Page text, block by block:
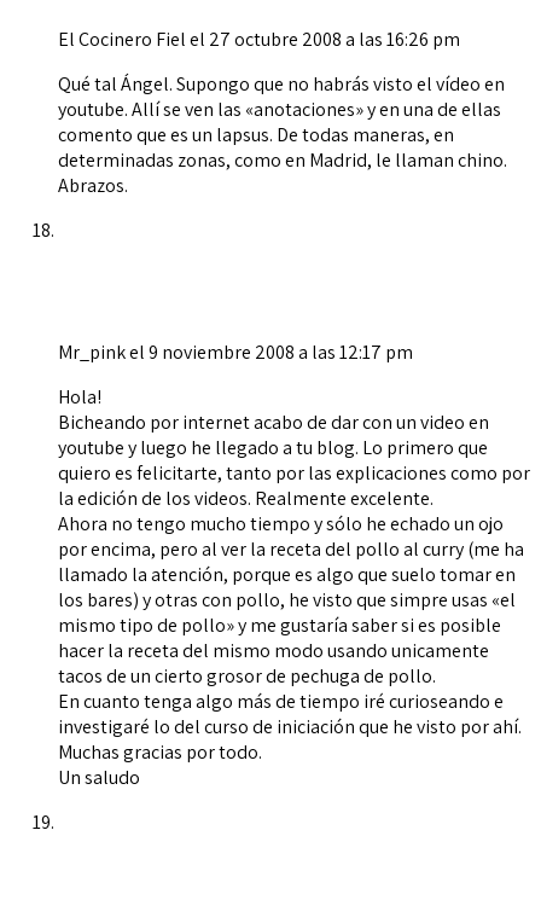
El Cocinero Fielel 27 octubre 2008 a las 16:26 pm
Qué tal Ángel. Supongo que no habrás visto el vídeo en
youtube. Allí se ven las «anotaciones» y en una de ellas
comento que es un lapsus. De todas maneras, en
determinadas zonas, como en Madrid, le llaman chino.
Abrazos.
Mr_pinkel 9 noviembre 2008 a las 12:17 pm
Hola!
Bicheando por internet acabo de dar con un video en
youtube y luego he llegado a tu blog. Lo primero que
quiero es felicitarte, tanto por las explicaciones como por
la edición de los videos. Realmente excelente.
Ahora no tengo mucho tiempo y sólo he echado un ojo
por encima, pero al ver la receta del pollo al curry (me ha
llamado la atención, porque es algo que suelo tomar en
los bares) y otras con pollo, he visto que simpre usas «el
mismo tipo de pollo» y me gustaría saber si es posible
hacer la receta del mismo modo usando unicamente
tacos de un cierto grosor de pechuga de pollo.
En cuanto tenga algo más de tiempo iré curioseando e
investigaré lo del curso de iniciación que he visto por ahí.
Muchas gracias por todo.
Un saludo